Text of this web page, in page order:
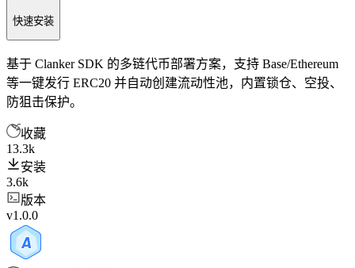
快速安装
基于 Clanker SDK 的多链代币部署方案，支持 Base/Ethereum
等一键发行 ERC20 并自动创建流动性池，内置锁仓、空投、
防狙击保护。
收藏
13.3k
安装
3.6k
版本
v1.0.0